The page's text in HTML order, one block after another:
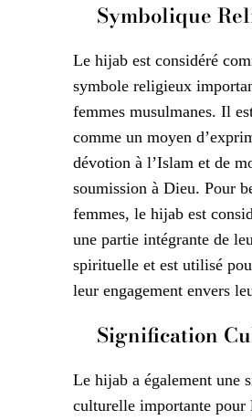
Symbolique
Le hijab est considéré
symbole religieux
femmes musulmanes. Il
comme un moyen
dévotion à l’Islam et de
soumission à Dieu. Pour
femmes, le hijab est
une partie intégrante de
spirituelle et est utilisé
leur engagement envers
Signification
Le hijab a également une
culturelle importante pour